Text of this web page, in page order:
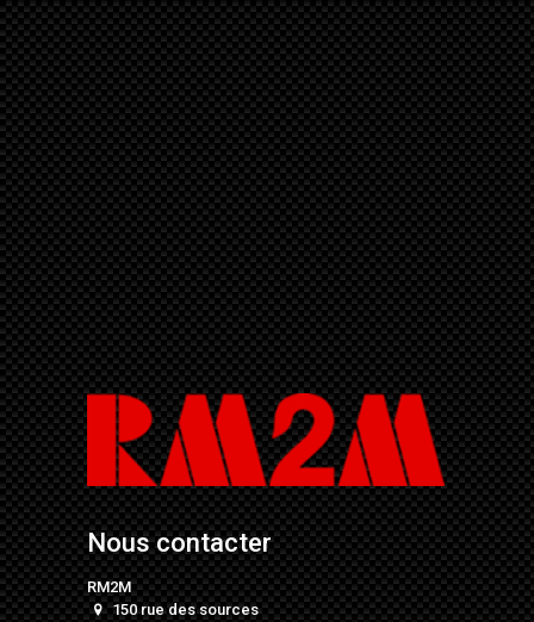
Nous contacter
RM2M
150 rue des sources